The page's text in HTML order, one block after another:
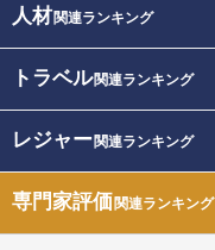
人材関連ランキング
トラベル関連ランキング
レジャー関連ランキング
専門家評価関連ランキング